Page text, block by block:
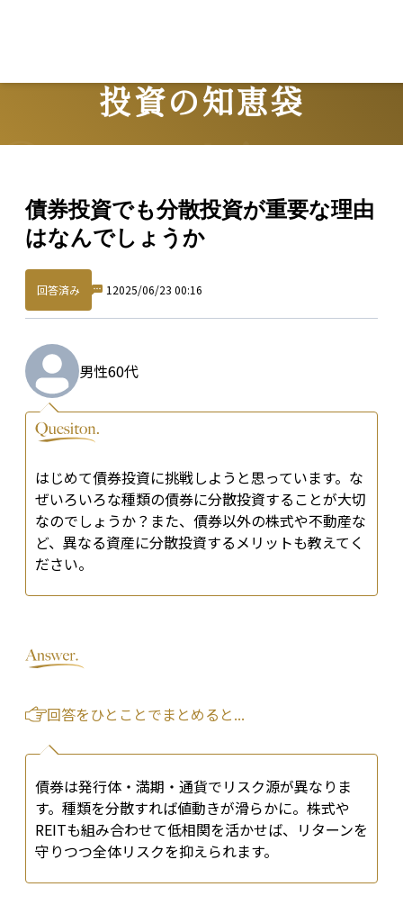
投資の知恵袋
債券投資でも分散投資が重要な理由
はなんでしょうか
回答済み 1 2025/06/23 00:16
男性60代
はじめて債券投資に挑戦しようと思っています。な
ぜいろいろな種類の債券に分散投資することが大切
なのでしょうか？また、債券以外の株式や不動産な
ど、異なる資産に分散投資するメリットも教えてく
ださい。
回答をひとことでまとめると...
債券は発行体・満期・通貨でリスク源が異なりま
す。種類を分散すれば値動きが滑らかに。株式や
REITも組み合わせて低相関を活かせば、リターンを
守りつつ全体リスクを抑えられます。